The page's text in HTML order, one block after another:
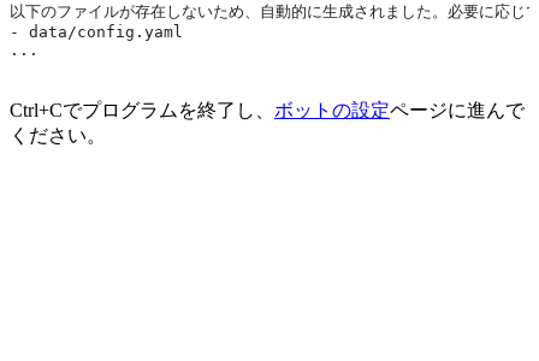
以下のファイルが存在しないため、自動的に生成されました。必要に応
- data/config.yaml
...
Ctrl+Cでプログラムを終了し、 ボットの設定ページに進んで
ください。